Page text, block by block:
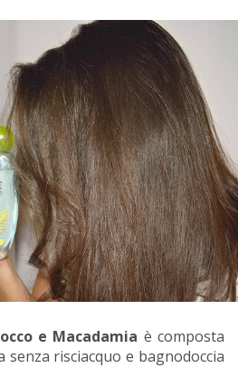
e Macadamia è composta
senza risciacquo e bagnodoccia